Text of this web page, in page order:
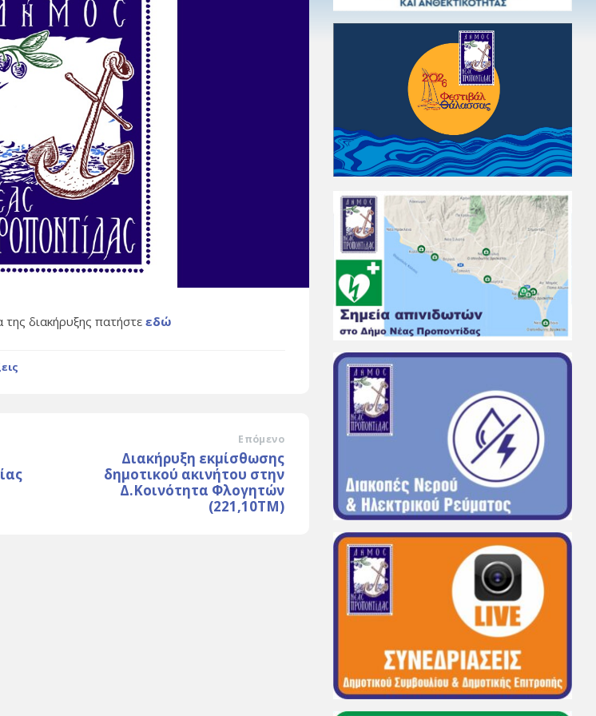
της διακήρυξης πατήστεεδώ
Επόμενο
Διακήρυξη εκμίσθωσης
δημοτικού ακινήτου στην
Δ.Κοινότητα Φλογητών
(221,10ΤΜ)